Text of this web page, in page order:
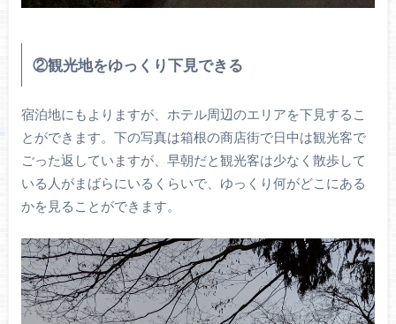
②観光地をゆっくり下見できる
宿泊地にもよりますが、ホテル周辺のエリアを下見するこ
とができます。下の写真は箱根の商店街で日中は観光客で
ごった返していますが、早朝だと観光客は少なく散歩して
いる人がまばらにいるくらいで、ゆっくり何がどこにある
かを見ることができます。